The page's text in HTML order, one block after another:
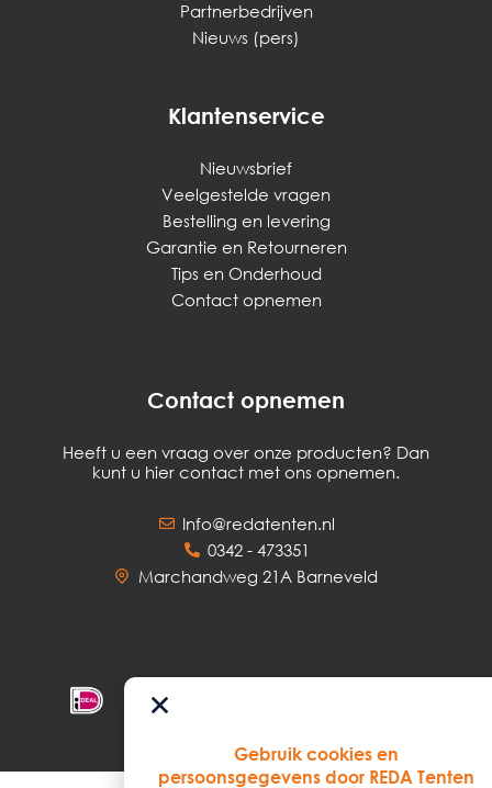
Partnerbedrijven
Nieuws (pers)
Klantenservice
Nieuwsbrief
Veelgestelde vragen
Bestelling en levering
Garantie en Retourneren
Tips en Onderhoud
Contact opnemen
Contact opnemen
Heeft u een vraag over onze producten? Dan
kunt u hier contact met ons opnemen.
Info@redatenten.nl
0342 - 473351
Marchandweg 21A Barneveld
Gebruik cookies en
persoonsgegevens door REDA Tenten